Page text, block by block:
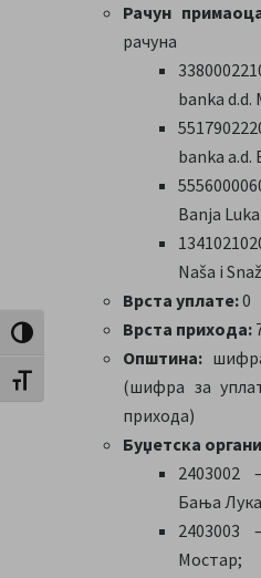
Toggle High Contrast
Toggle Font size
Рачун
рачуна
banka d.d.
banka a.d.
Banja
Naša i
Врста уплате:0
Врста прихода:
Општина:
(шифра за
прихода)
Буџетска
2403002
Бања
2403003
Мостар;